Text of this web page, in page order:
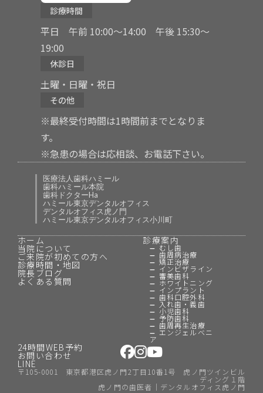
診療時間
平日 午前 10:00〜14:00 午後 15:30〜
19:00
休診日
土曜・日曜・祝日
その他
※最終受付時間は1時間前までとなりま
す。
※急患の場合は応相談、お電話下さい。
医療法人歯科ハミール
歯科ハミール本院
歯科ドクターHa
ハミール東京デンタルオフィス
デンタルオフィス虎ノ門
ハミール東京デンタルオフィス小川町
ホーム
当院について
ご来院が初めての方へ
診療時間・地図
院長ブログ
よくある質問
診療案内
むし歯
歯周病治療
矯正治療
インビザライン
審美歯科
ホワイトニング
インプラント
歯科口腔外科
入れ歯・義歯
小児歯科
予防歯科
歯周再生治療
エンジェルベニ
ア
24時間WEB予約
お問い合わせ
LINE
〒105-0001 東京都港区虎ノ門2丁目10番1号 虎ノ門ツインビル
ディング１階
虎ノ門の歯医者｜デンタルオフィス虎ノ門